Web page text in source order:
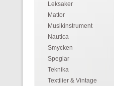
Leksaker
Mattor
Musikinstrument
Nautica
Smycken
Speglar
Teknika
Textilier & Vintage